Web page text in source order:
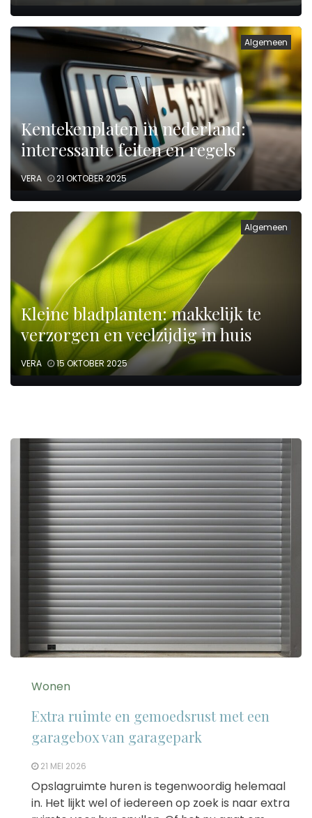
Algemeen
Kentekenplaten in nederland:
interessante feiten en regels
VERA 21 OKTOBER 2025
Algemeen
Kleine bladplanten: makkelijk te
verzorgen en veelzijdig in huis
VERA 15 OKTOBER 2025
Wonen
Extra ruimte en gemoedsrust met een
garagebox van garagepark
21 MEI 2026
Opslagruimte huren is tegenwoordig helemaal
in. Het lijkt wel of iedereen op zoek is naar extra